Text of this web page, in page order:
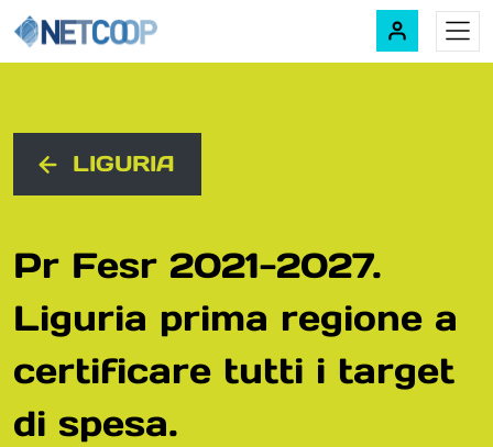
Navigazione principale
LIGURIA
Pr Fesr 2021-2027.
Liguria prima regione a
certificare tutti i target
di spesa.